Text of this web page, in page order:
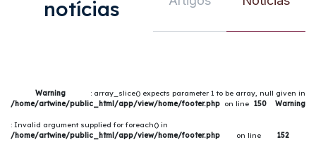
notícias
Warning
: array_slice() expects parameter 1 to be array, null given in
/home/artwine/public_html/app/view/home/footer.php on line 150 Warning
: Invalid argument supplied for foreach() in
/home/artwine/public_html/app/view/home/footer.php
on line 152